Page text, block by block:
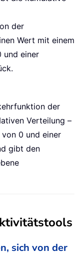
der
Wert mit einem
und einer
der
Verteilung –
0 und einer
gibt den
sich von der